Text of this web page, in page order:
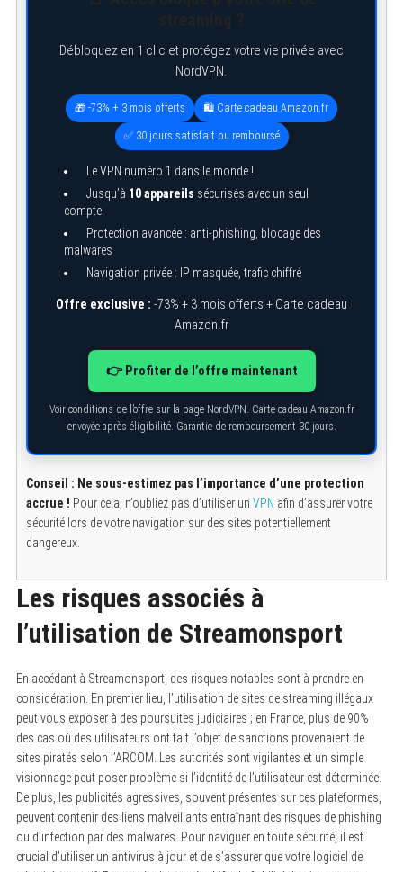
Débloquez en 1 clic et protégez votre vie privée avec
NordVPN.
🎁 -73% + 3 mois offerts 🛍️ Carte cadeau Amazon.fr
✅ 30 jours satisfait ou remboursé
Le VPN numéro 1 dans le monde !
Jusqu’à 10 appareils sécurisés avec un seul
compte
Protection avancée : anti-phishing, blocage des
malwares
Navigation privée : IP masquée, trafic chiffré
Offre exclusive : -73% + 3 mois offerts + Carte cadeau
Amazon.fr
👉 Profiter de l’offre maintenant
Voir conditions de l’offre sur la page NordVPN. Carte cadeau Amazon.fr
envoyée après éligibilité. Garantie de remboursement 30 jours.
Conseil : Ne sous-estimez pas l’importance d’une protection
accrue ! Pour cela, n’oubliez pas d’utiliser un VPN afin d’assurer votre
sécurité lors de votre navigation sur des sites potentiellement
dangereux.
Les risques associés à
l’utilisation de Streamonsport
En accédant à Streamonsport, des risques notables sont à prendre en
considération. En premier lieu, l’utilisation de sites de streaming illégaux
peut vous exposer à des poursuites judiciaires ; en France, plus de 90%
des cas où des utilisateurs ont fait l’objet de sanctions provenaient de
sites piratés selon l’ARCOM. Les autorités sont vigilantes et un simple
visionnage peut poser problème si l’identité de l’utilisateur est déterminée.
De plus, les publicités agressives, souvent présentes sur ces plateformes,
peuvent contenir des liens malveillants entraînant des risques de phishing
ou d’infection par des malwares. Pour naviguer en toute sécurité, il est
crucial d’utiliser un antivirus à jour et de s’assurer que votre logiciel de